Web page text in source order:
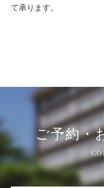
て承ります。
ご予約・